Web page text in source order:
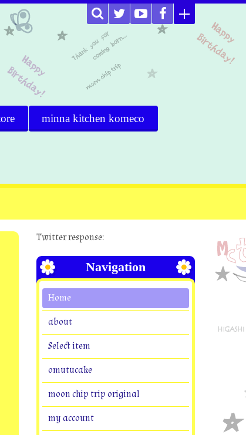
minna kitchen komeco
Twitter response:
Navigation
Home
about
Select item
omutucake
moon chip trip original
my account